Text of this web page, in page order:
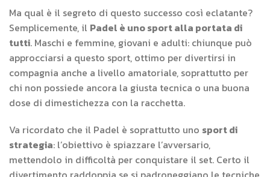
Ma qual è il segreto di questo successo così eclatante?
Semplicemente, il Padel è uno sport alla portata di
tutti. Maschi e femmine, giovani e adulti: chiunque può
approcciarsi a questo sport, ottimo per divertirsi in
compagnia anche a livello amatoriale, soprattutto per
chi non possiede ancora la giusta tecnica o una buona
dose di dimestichezza con la racchetta.
Va ricordato che il Padel è soprattutto uno sport di
strategia: l’obiettivo è spiazzare l’avversario,
mettendolo in difficoltà per conquistare il set. Certo il